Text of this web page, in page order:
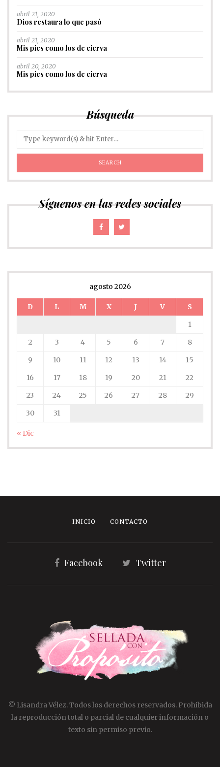
abril 21, 2020
Dios restaura lo que pasó
abril 21, 2020
Mis pies como los de cierva
abril 20, 2020
Mis pies como los de cierva
Búsqueda
Síguenos en las redes sociales
agosto 2026
D L M X J V
S
1
2
3 4 5 6 7
8
9
10 11 12 13 14
15
16
17 18 19 20 21
22
23
24 25 26 27 28
29
30
31
« Dic
INICIO CONTACTO
Facebook Twitter
© Lisandra Vélez. Todos los derechos reservados. Prohibida
la reproducción total o parcial de cualquier información o
texto sin permiso previo.